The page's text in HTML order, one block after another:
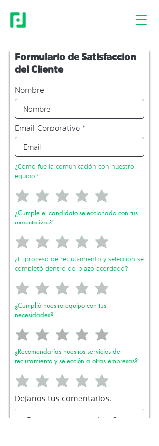
Formulario de Satisfacción
del Cliente
Nombre
Email Corporativo
¿Cómo fue la comunicación con nuestro
equipo?
¿Cumple el candidato seleccionado con tus
expectativas?
¿El proceso de reclutamiento y selección se
completó dentro del plazo acordado?
¿Cumplió nuestro equipo con tus
necesidades?
¿Recomendarías nuestros servicios de
reclutamiento y selección a otras empresas?
Dejanos tus comentarios.